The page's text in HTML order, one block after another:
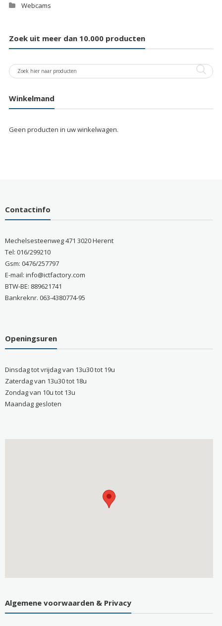
Webcams
Zoek uit meer dan 10.000 producten
Winkelmand
Geen producten in uw winkelwagen.
Contactinfo
Mechelsesteenweg 471 3020 Herent
Tel: 016/299210
Gsm: 0476/257797
E-mail: info@ictfactory.com
BTW-BE: 889621741
Bankreknr. 063-4380774-95
Openingsuren
Dinsdag tot vrijdag van 13u30 tot 19u
Zaterdag van 13u30 tot 18u
Zondag van 10u tot 13u
Maandag gesloten
Algemene voorwaarden & Privacy